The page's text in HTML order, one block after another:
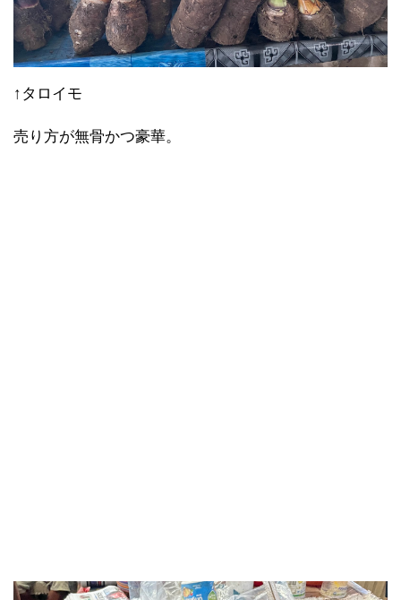
↑タロイモ
売り方が無骨かつ豪華。